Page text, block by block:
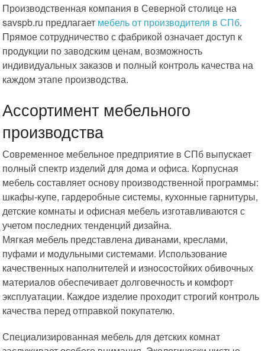
Производственная компания в Северной столице на
savspb.ru предлагает мебель от производителя в СПб.
Прямое сотрудничество с фабрикой означает доступ к
продукции по заводским ценам, возможность
индивидуальных заказов и полный контроль качества на
каждом этапе производства.
Ассортимент мебельного
производства
Современное мебельное предприятие в СПб выпускает
полный спектр изделий для дома и офиса. Корпусная
мебель составляет основу производственной программы:
шкафы-купе, гардеробные системы, кухонные гарнитуры,
детские комнаты и офисная мебель изготавливаются с
учетом последних тенденций дизайна.
Мягкая мебель представлена диванами, креслами,
пуфами и модульными системами. Использование
качественных наполнителей и износостойких обивочных
материалов обеспечивает долговечность и комфорт
эксплуатации. Каждое изделие проходит строгий контроль
качества перед отправкой покупателю.
Специализированная мебель для детских комнат